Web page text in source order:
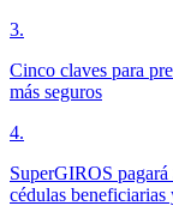
3.
Cinco claves para
más seguros
4.
SuperGIROS
cédulas